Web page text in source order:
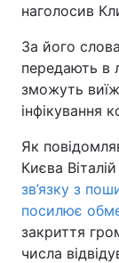
наголосив
За його
передають в
зможуть
інфікування
Як
Києва
зв’язку з
посилює
закриття
числа